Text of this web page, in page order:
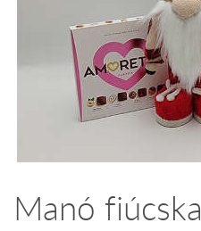
Manó fiúcska